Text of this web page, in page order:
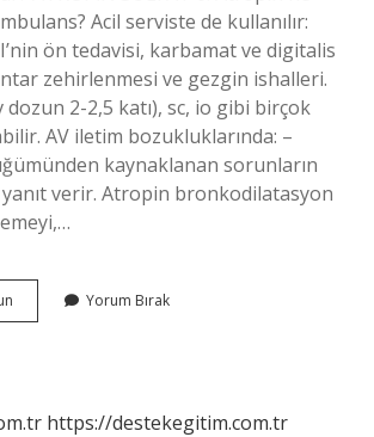
Acil serviste de kullanılır:
ön tedavisi, karbamat ve digitalis
zehirlenmesi ve gezgin ishalleri.
dozun 2-2,5 katı), sc, io gibi birçok
AV iletim bozukluklarında: –
kaynaklanan sorunların
verir. Atropin bronkodilatasyon
Hangi
Yorum Bırak
https://destekegitim.com.tr